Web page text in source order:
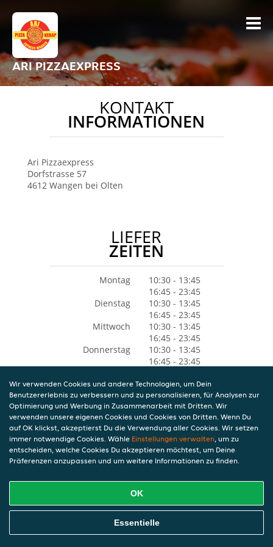
ARI PIZZAEXPRESS
KONTAKT
INFORMATIONEN
Ari Pizzaexpress
Dorfstrasse 57
4612 Wangen bei Olten
LIEFER
ZEITEN
Montag
10:30 - 13:45
16:45 - 23:45
Dienstag
10:30 - 13:45
16:45 - 23:45
Mittwoch
10:30 - 13:45
16:45 - 23:45
Donnerstag
10:30 - 13:45
16:45 - 23:45
16:45 - 23:45
Samstag
10:30 - 00:00
Sonntag
10:30 - 23:00
Wir verwenden Cookies und andere Technologien, um Dein
Benutzererlebnis zu verbessern und zu personalisieren, für Analysen zur
Optimierung und Werbung in Zusammenarbeit mit Dritten. Wir
verwenden unsere eigenen Cookies und Cookies von Dritten. Wenn Du
auf OK klickst, akzeptierst Du die Verwendung aller Cookies. Wir setzen
immer notwendige Cookies. Wähle Einstellungen verwalten, um zu
entscheiden, welche Cookies Du akzeptieren möchtest, um Deine
Präferenzen anzupassen und um weitere Informationen zu finden.
OK
Essentielle